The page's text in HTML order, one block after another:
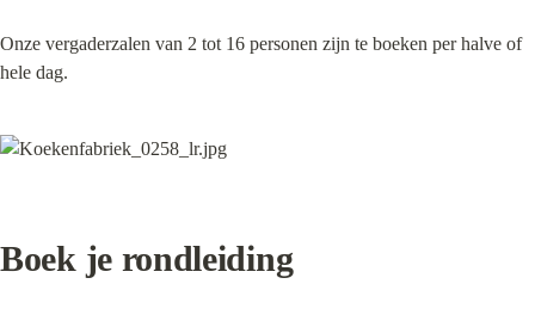
Onze vergaderzalen van 2 tot 16 personen zijn te boeken per halve of
hele dag.
Boek je rondleiding